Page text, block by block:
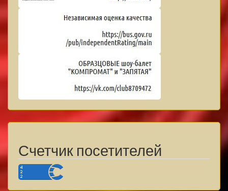
Счетчик посетителей